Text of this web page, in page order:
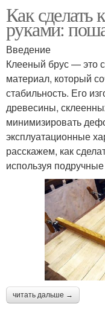
Как сделать
руками:
Введение
Клееный брус — это
материал, который
стабильность. Его
древесины,
минимизировать
эксплуатационные
расскажем, как
используя
читать дальше →